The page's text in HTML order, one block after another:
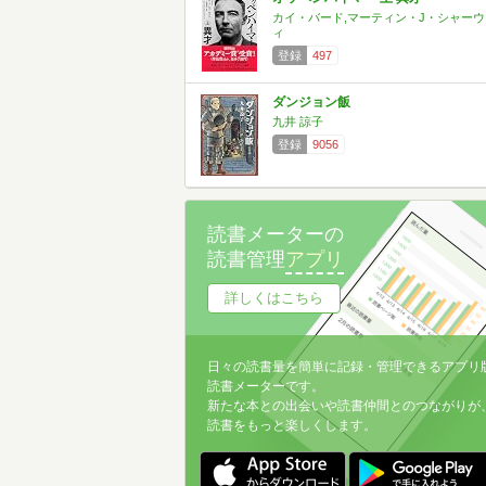
カイ・バード,マーティン・J・シャーウ
ィ
登録
497
ダンジョン飯
九井 諒子
登録
9056
読書メーターの
読書管理アプリ
詳しくはこちら
日々の読書量を簡単に記録・管理できるアプリ
読書メーターです。
新たな本との出会いや読書仲間とのつながりが
読書をもっと楽しくします。